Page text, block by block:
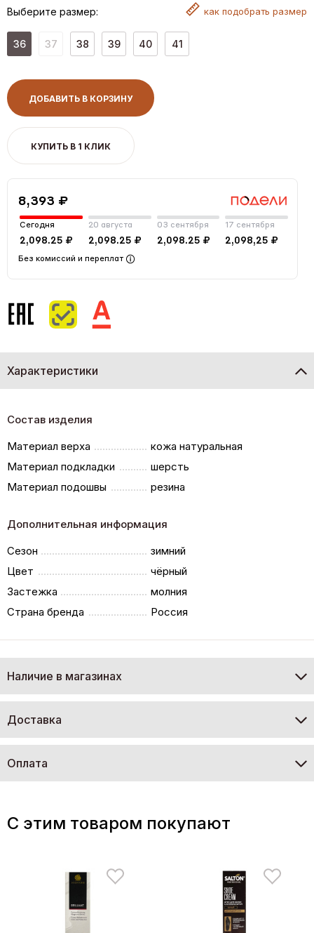
Выберите размер: как подобрать размер
36 37 38 39 40 41
ДОБАВИТЬ В КОРЗИНУ
КУПИТЬ В 1 КЛИК
8,393 ₽
Сегодня
2,098.25 ₽
20 августа
2,098.25 ₽
03 сентября
2,098.25 ₽
17 сентября
2,098,25 ₽
Без комиссий и переплат
Характеристики
Состав изделия
Материал верха
кожа натуральная
Материал подкладки
шерсть
Материал подошвы
резина
Дополнительная информация
Сезон
зимний
Цвет
чёрный
Застежка
молния
Страна бренда
Россия
Наличие в магазинах
Доставка
Оплата
C этим товаром покупают